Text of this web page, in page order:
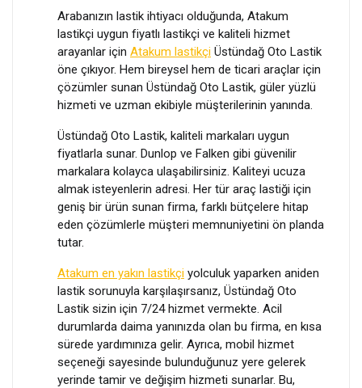
Arabanızın lastik ihtiyacı olduğunda, Atakum
lastikçi uygun fiyatlı lastikçi ve kaliteli hizmet
arayanlar için Atakum lastikçi Üstündağ Oto Lastik
öne çıkıyor. Hem bireysel hem de ticari araçlar için
çözümler sunan Üstündağ Oto Lastik, güler yüzlü
hizmeti ve uzman ekibiyle müşterilerinin yanında.
Üstündağ Oto Lastik, kaliteli markaları uygun
fiyatlarla sunar. Dunlop ve Falken gibi güvenilir
markalara kolayca ulaşabilirsiniz. Kaliteyi ucuza
almak isteyenlerin adresi. Her tür araç lastiği için
geniş bir ürün sunan firma, farklı bütçelere hitap
eden çözümlerle müşteri memnuniyetini ön planda
tutar.
Atakum en yakın lastikçi yolculuk yaparken aniden
lastik sorunuyla karşılaşırsanız, Üstündağ Oto
Lastik sizin için 7/24 hizmet vermekte. Acil
durumlarda daima yanınızda olan bu firma, en kısa
sürede yardımınıza gelir. Ayrıca, mobil hizmet
seçeneği sayesinde bulunduğunuz yere gelerek
yerinde tamir ve değişim hizmeti sunarlar. Bu,